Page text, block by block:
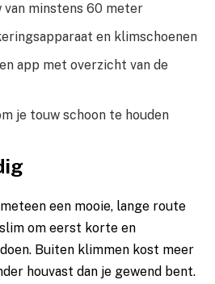
van minstens 60 meter
en klimschoenen
app met overzicht van de
je touw schoon te houden
een mooie, lange route
om eerst korte en
Buiten klimmen kost meer
houvast dan je gewend bent.